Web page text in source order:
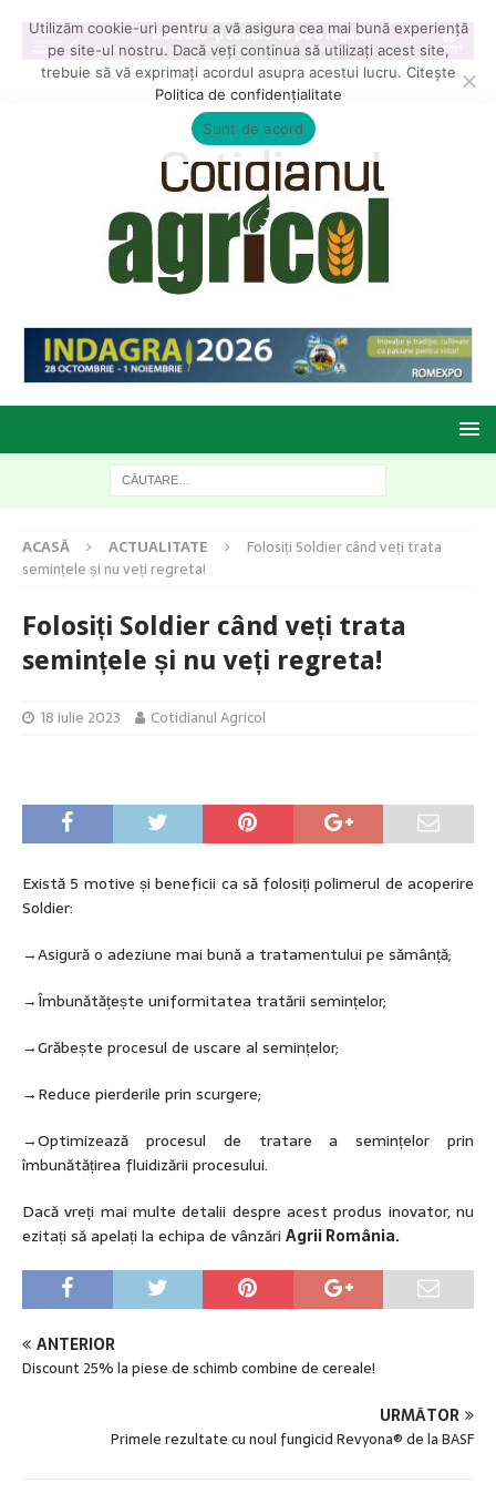
ACASĂ ACTUALITATE
Folosiți Soldier când veți trata
semințele și nu veți regreta!
Folosiți Soldier când veți trata
semințele și nu veți regreta!
18 iulie 2023 Cotidianul Agricol
Există 5 motive și beneficii ca să folosiți polimerul de acoperire
Soldier:
→Asigură o adeziune mai bună a tratamentului pe sămânță;
→Îmbunătățește uniformitatea tratării semințelor;
→Grăbește procesul de uscare al semințelor;
→Reduce pierderile prin scurgere;
→Optimizează procesul de tratare a semințelor prin
îmbunătățirea fluidizării procesului.
Dacă vreți mai multe detalii despre acest produs inovator, nu
ezitați să apelați la echipa de vânzări Agrii România.
ANTERIOR
Discount 25% la piese de schimb combine de cereale!
URMĂTOR
Primele rezultate cu noul fungicid Revyona® de la BASF
Utilizăm cookie-uri pentru a vă asigura cea mai bună experiență
pe site-ul nostru. Dacă veți continua să utilizați acest site,
trebuie să vă exprimați acordul asupra acestui lucru. Citește
Politica de confidențialitate
Sunt de acord